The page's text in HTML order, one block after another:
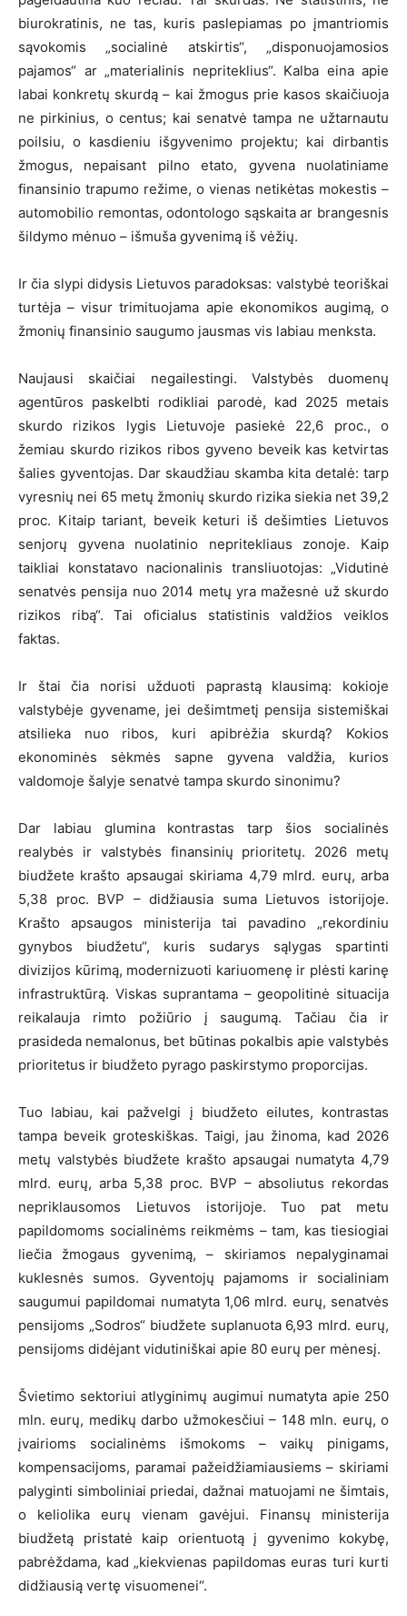
biurokratinis, ne tas, kuris paslepiamas po įmantriomis
sąvokomis „socialinė atskirtis“, „disponuojamosios
pajamos“ ar „materialinis nepriteklius“. Kalba eina apie
labai konkretų skurdą – kai žmogus prie kasos skaičiuoja
ne pirkinius, o centus; kai senatvė tampa ne užtarnautu
poilsiu, o kasdieniu išgyvenimo projektu; kai dirbantis
žmogus, nepaisant pilno etato, gyvena nuolatiniame
finansinio trapumo režime, o vienas netikėtas mokestis –
automobilio remontas, odontologo sąskaita ar brangesnis
šildymo mėnuo – išmuša gyvenimą iš vėžių.
Ir čia slypi didysis Lietuvos paradoksas: valstybė teoriškai
turtėja – visur trimituojama apie ekonomikos augimą, o
žmonių finansinio saugumo jausmas vis labiau menksta.
Naujausi skaičiai negailestingi. Valstybės duomenų
agentūros paskelbti rodikliai parodė, kad 2025 metais
skurdo rizikos lygis Lietuvoje pasiekė 22,6 proc., o
žemiau skurdo rizikos ribos gyveno beveik kas ketvirtas
šalies gyventojas. Dar skaudžiau skamba kita detalė: tarp
vyresnių nei 65 metų žmonių skurdo rizika siekia net 39,2
proc. Kitaip tariant, beveik keturi iš dešimties Lietuvos
senjorų gyvena nuolatinio nepritekliaus zonoje. Kaip
taikliai konstatavo nacionalinis transliuotojas: „Vidutinė
senatvės pensija nuo 2014 metų yra mažesnė už skurdo
rizikos ribą“. Tai oficialus statistinis valdžios veiklos
faktas.
Ir štai čia norisi užduoti paprastą klausimą: kokioje
valstybėje gyvename, jei dešimtmetį pensija sistemiškai
atsilieka nuo ribos, kuri apibrėžia skurdą? Kokios
ekonominės sėkmės sapne gyvena valdžia, kurios
valdomoje šalyje senatvė tampa skurdo sinonimu?
Dar labiau glumina kontrastas tarp šios socialinės
realybės ir valstybės finansinių prioritetų. 2026 metų
biudžete krašto apsaugai skiriama 4,79 mlrd. eurų, arba
5,38 proc. BVP – didžiausia suma Lietuvos istorijoje.
Krašto apsaugos ministerija tai pavadino „rekordiniu
gynybos biudžetu“, kuris sudarys sąlygas spartinti
divizijos kūrimą, modernizuoti kariuomenę ir plėsti karinę
infrastruktūrą. Viskas suprantama – geopolitinė situacija
reikalauja rimto požiūrio į saugumą. Tačiau čia ir
prasideda nemalonus, bet būtinas pokalbis apie valstybės
prioritetus ir biudžeto pyrago paskirstymo proporcijas.
Tuo labiau, kai pažvelgi į biudžeto eilutes, kontrastas
tampa beveik groteskiškas. Taigi, jau žinoma, kad 2026
metų valstybės biudžete krašto apsaugai numatyta 4,79
mlrd. eurų, arba 5,38 proc. BVP – absoliutus rekordas
nepriklausomos Lietuvos istorijoje. Tuo pat metu
papildomoms socialinėms reikmėms – tam, kas tiesiogiai
liečia žmogaus gyvenimą, – skiriamos nepalyginamai
kuklesnės sumos. Gyventojų pajamoms ir socialiniam
saugumui papildomai numatyta 1,06 mlrd. eurų, senatvės
pensijoms „Sodros“ biudžete suplanuota 6,93 mlrd. eurų,
pensijoms didėjant vidutiniškai apie 80 eurų per mėnesį.
Švietimo sektoriui atlyginimų augimui numatyta apie 250
mln. eurų, medikų darbo užmokesčiui – 148 mln. eurų, o
įvairioms socialinėms išmokoms – vaikų pinigams,
kompensacijoms, paramai pažeidžiamiausiems – skiriami
palyginti simboliniai priedai, dažnai matuojami ne šimtais,
o keliolika eurų vienam gavėjui. Finansų ministerija
biudžetą pristatė kaip orientuotą į gyvenimo kokybę,
pabrėždama, kad „kiekvienas papildomas euras turi kurti
didžiausią vertę visuomenei“.